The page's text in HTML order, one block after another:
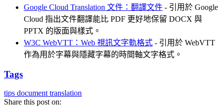
Google Cloud Translation 文件：翻譯文件 - 引用於 Google
Cloud 指出文件翻譯能比 PDF 更好地保留 DOCX 與
PPTX 的版面與樣式。
W3C WebVTT：Web 視訊文字軌格式 - 引用於 WebVTT
作為用於字幕與隱藏字幕的時間軸文字格式。
Tags
tips document translation
Share this post on: